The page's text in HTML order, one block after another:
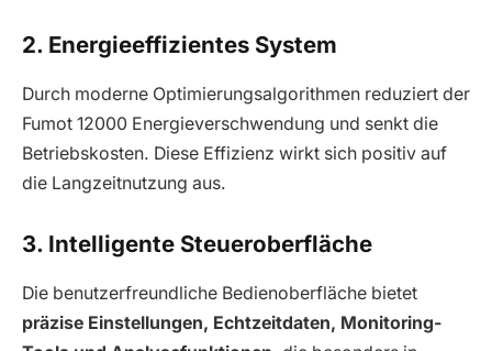
2. Energieeffizientes System
Durch moderne Optimierungsalgorithmen reduziert der
Fumot 12000 Energieverschwendung und senkt die
Betriebskosten. Diese Effizienz wirkt sich positiv auf
die Langzeitnutzung aus.
3. Intelligente Steueroberfläche
Die benutzerfreundliche Bedienoberfläche bietet
präzise Einstellungen, Echtzeitdaten, Monitoring-